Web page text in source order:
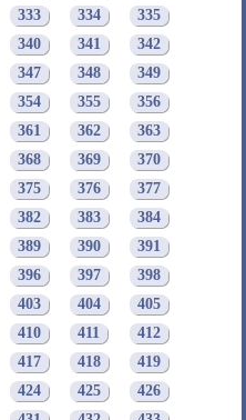
333 334
335
340 341
342
347 348
349
354 355
356
361 362
363
368 369
370
375 376
377
382 383
384
389 390
391
396 397
398
403 404
405
410 411
412
417 418
419
424 425
426